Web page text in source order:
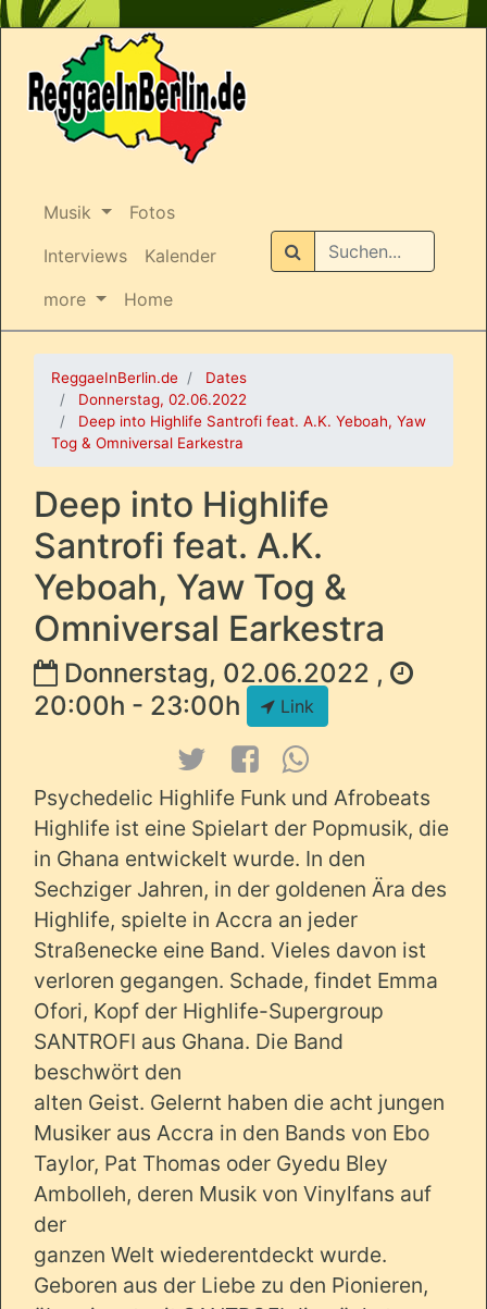
Musik
Fotos
Interviews
Kalender
more
Home
Suchen
ReggaeInBerlin.de
Dates
Donnerstag, 02.06.2022
Deep into Highlife Santrofi feat. A.K. Yeboah, Yaw
Tog & Omniversal Earkestra
Deep into Highlife
Santrofi feat. A.K.
Yeboah, Yaw Tog &
Omniversal Earkestra
Donnerstag, 02.06.2022 ,
20:00h - 23:00h
Link
Psychedelic Highlife Funk und Afrobeats
Highlife ist eine Spielart der Popmusik, die
in Ghana entwickelt wurde. In den
Sechziger Jahren, in der goldenen Ära des
Highlife, spielte in Accra an jeder
Straßenecke eine Band. Vieles davon ist
verloren gegangen. Schade, findet Emma
Ofori, Kopf der Highlife-Supergroup
SANTROFI aus Ghana. Die Band
beschwört den
alten Geist. Gelernt haben die acht jungen
Musiker aus Accra in den Bands von Ebo
Taylor, Pat Thomas oder Gyedu Bley
Ambolleh, deren Musik von Vinylfans auf
der
ganzen Welt wiederentdeckt wurde.
Geboren aus der Liebe zu den Pionieren,